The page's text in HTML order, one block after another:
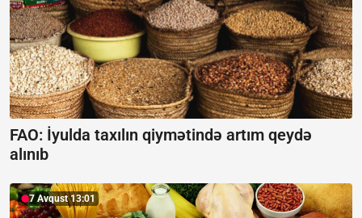
FAO: İyulda taxılın qiymətində artım qeydə
alınıb
7 Avqust 13:01